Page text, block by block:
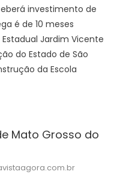
investimento de
é de 10 meses
Jardim Vicente
do Estado de São
da Escola
Mato Grosso do